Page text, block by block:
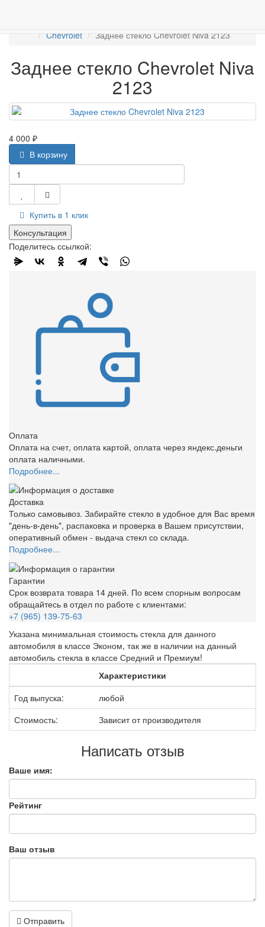
Chevrolet
Заднее стекло Chevrolet Niva 2123
Заднее стекло Chevrolet Niva
2123
4 000 ₽
В корзину
Купить в 1 клик
Консультация
Поделитесь ссылкой:
Оплата
Оплата на счет, оплата картой, оплата через яндекс.деньги
оплата наличными.
Подробнее...
Доставка
Только самовывоз. Забирайте стекло в удобное для Вас время
"день-в-день", распаковка и проверка в Вашем присутствии,
оперативный обмен - выдача стекл со склада.
Подробнее...
Гарантии
Срок возврата товара 14 дней. По всем спорным вопросам
обращайтесь в отдел по работе с клиентами:
+7 (965) 139-75-63
Указана минимальная стоимость стекла для данного
автомобиля в классе Эконом, так же в наличии на данный
автомобиль стекла в классе Средний и Премиум!
Характеристики
Год выпуска:
любой
Стоимость:
Зависит от производителя
Написать отзыв
Ваше имя:
Рейтинг
Ваш отзыв
Отправить